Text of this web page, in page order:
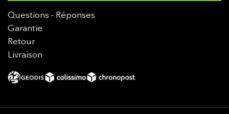
Questions - Réponses
Garantie
Retour
Livraison